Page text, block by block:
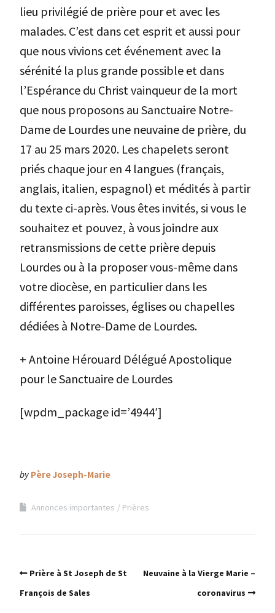
lieu privilégié de prière pour et avec les
malades. C’est dans cet esprit et aussi pour
que nous vivions cet événement avec la
sérénité la plus grande possible et dans
l’Espérance du Christ vainqueur de la mort
que nous proposons au Sanctuaire Notre-
Dame de Lourdes une neuvaine de prière, du
17 au 25 mars 2020. Les chapelets seront
priés chaque jour en 4 langues (français,
anglais, italien, espagnol) et médités à partir
du texte ci-après. Vous êtes invités, si vous le
souhaitez et pouvez, à vous joindre aux
retransmissions de cette prière depuis
Lourdes ou à la proposer vous-même dans
votre diocèse, en particulier dans les
différentes paroisses, églises ou chapelles
dédiées à Notre-Dame de Lourdes.
+ Antoine Hérouard Délégué Apostolique
pour le Sanctuaire de Lourdes
[wpdm_package id=’4944′]
by Père Joseph-Marie
Annonces importantes Prières
Prière à St Joseph de St
François de Sales
Neuvaine à la Vierge Marie –
coronavirus